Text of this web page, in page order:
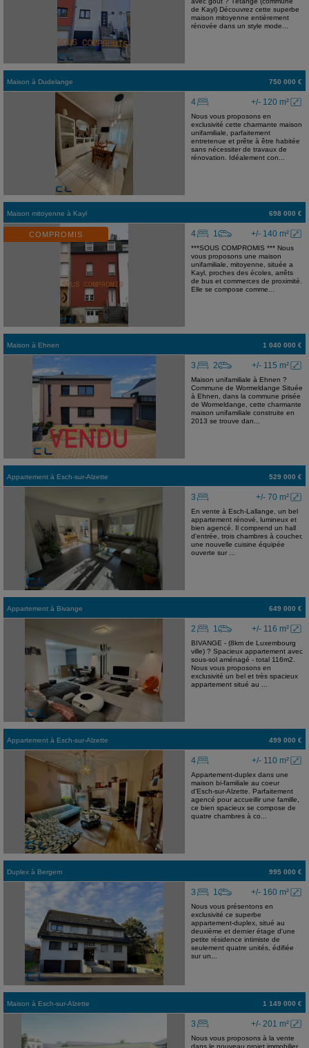
de Kayl) Découvrez cette superbe
maison mitoyenne entièrement
rénovée dans un style mode...
Maison à Dudelange 750 000 €
+/- 120 m²
4
Nous vous proposons en
exclusivité cette charmante maison
unifamiliale, parfaitement
entretenue et prête à être habitée
sans nécessiter de travaux de
rénovation. Idéalement con...
Maison mitoyenne à Kayl 698 000 €
COMPROMIS +/- 140 m²
4 1
***SOUS COMPROMIS *** Nous
vous proposons une maison
unifamiliale, mitoyenne, située a
Kayl, proches des écoles, arrêts
de bus et commerces de proximité.
Elle se compose comme...
Maison à Ehnen 1 040 000 €
+/- 115 m²
3 2
Maison unifamiliale à Ehnen ?
Commune de Wormeldange Située
à Ehnen, dans la commune prisée
de Wormeldange, cette charmante
maison unifamiliale construite en
2013 se trouve dan...
Appartement à Esch-sur-Alzette 529 000 €
+/- 70 m²
3
En vente à Esch-Lallange, un bel
appartement rénové, lumineux et
bien agencé. Il comprend un hall
d'entrée, trois chambres à coucher,
une nouvelle cuisine équipée
ouverte sur ...
Appartement à Bivange 649 000 €
+/- 116 m²
2 1
BIVANGE - (8km de Luxembourg
ville) ? Spacieux appartement avec
sous-sol aménagé - total 116m2.
Nous vous proposons en
exclusivité un bel et très spacieux
appartement situé au ...
Appartement à Esch-sur-Alzette 499 000 €
+/- 110 m²
4
Appartement-duplex dans une
maison bi-familiale au coeur
d'Esch-sur-Alzette. Parfaitement
agencé pour accueillir une famille,
ce bien spacieux se compose de
quatre chambres à co...
Duplex à Bergem 995 000 €
+/- 160 m²
3 1
Nous vous présentons en
exclusivité ce superbe
appartement-duplex, situé au
deuxième et dernier étage d'une
petite résidence intimiste de
seulement quatre unités, édifiée
sur un...
Maison à Esch-sur-Alzette 1 149 000 €
+/- 201 m²
3
Nous vous proposons à la vente
dans le nouveau projet immobilier